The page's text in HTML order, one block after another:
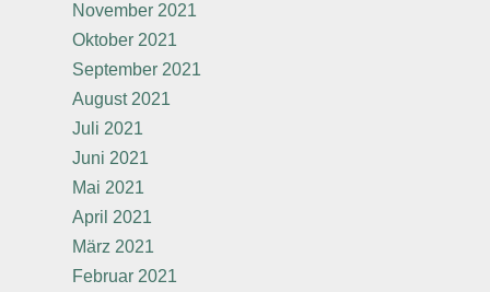
November 2021
Oktober 2021
September 2021
August 2021
Juli 2021
Juni 2021
Mai 2021
April 2021
März 2021
Februar 2021